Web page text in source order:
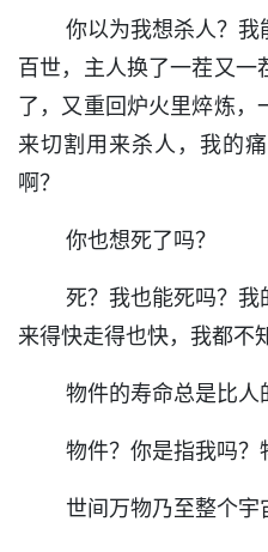
你以为我想杀人？我
百世，主人换了一茬又一
了，又重回炉火里焠炼
来切割用来杀人，我的
啊？
你也想死了吗？
死？我也能死吗？我
来得快走得也快，我都不
物件的寿命总是比人
物件？你是指我吗？物
世间万物乃至整个宇宙